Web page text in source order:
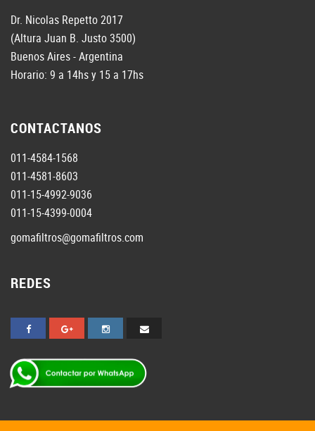
Dr. Nicolas Repetto 2017
(Altura Juan B. Justo 3500)
Buenos Aires - Argentina
Horario: 9 a 14hs y 15 a 17hs
CONTACTANOS
011-4584-1568
011-4581-8603
011-15-4992-9036
011-15-4399-0004
gomafiltros@gomafiltros.com
REDES